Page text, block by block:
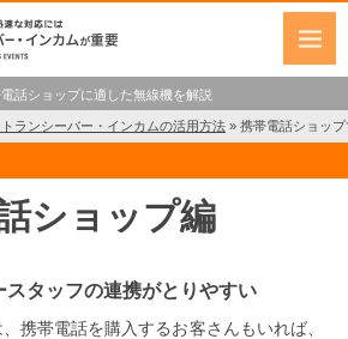
話ショップに適した無線機を解説
ランシーバー・インカムの活用方法 » 携帯電話ショッ
ショップ編
スタッフの連携がとりやすい
携帯電話を購入するお客さんもいれば、